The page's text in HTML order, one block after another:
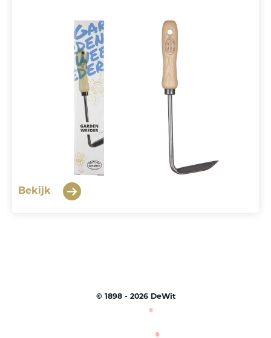
Bekijk
© 1898 - 2026 DeWit